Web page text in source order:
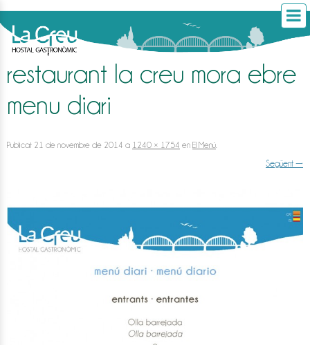
restaurant la creu mora ebre
menu diari
Publicat 21 de novembre de 2014 a 1240 × 1754 en El Menú
Següent →